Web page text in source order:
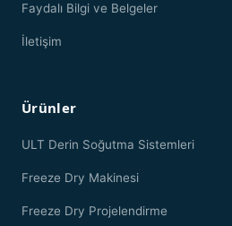
Faydalı Bilgi ve Belgeler
İletişim
Ürünler
ULT Derin Soğutma Sistemleri
Freeze Dry Makinesi
Freeze Dry Projelendirme